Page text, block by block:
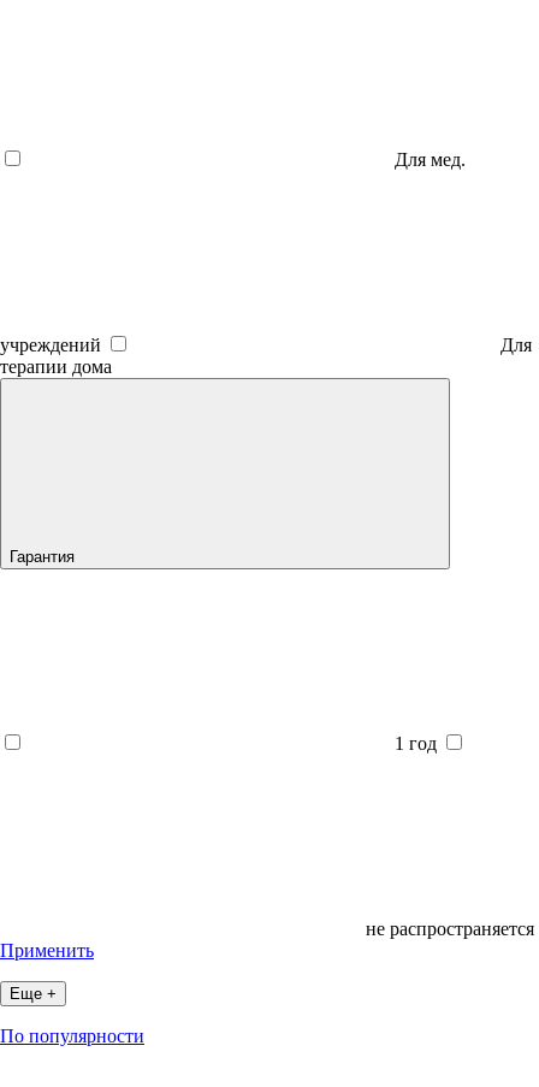
Для мед.
учреждений
Для
терапии дома
Гарантия
1 год
не распространяется
Применить
Еще +
По популярности